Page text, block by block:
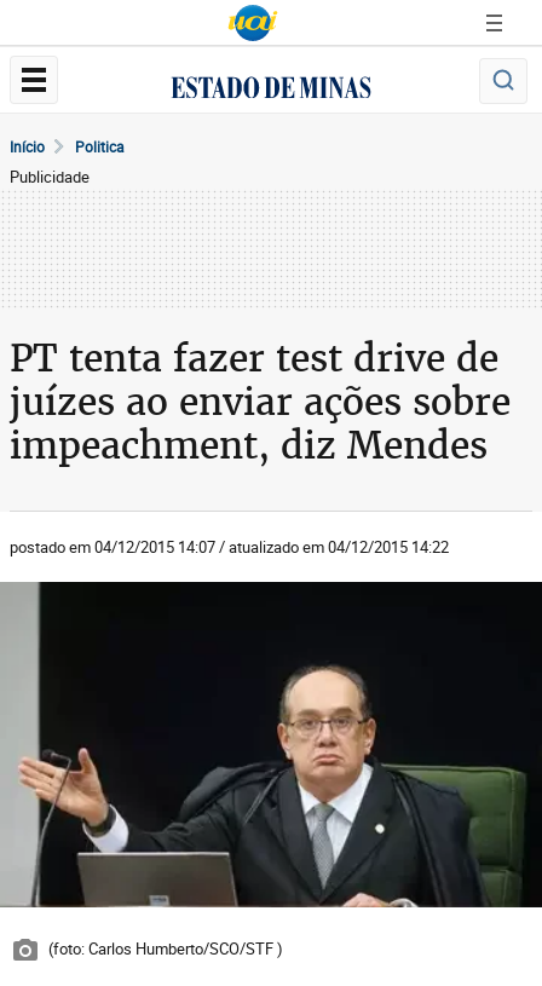
Início Politica
Publicidade
PT tenta fazer test drive de
juízes ao enviar ações sobre
impeachment, diz Mendes
postado em 04/12/2015 14:07 / atualizado em 04/12/2015 14:22
(foto: Carlos Humberto/SCO/STF )